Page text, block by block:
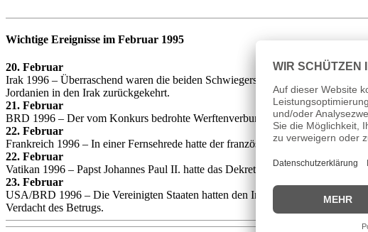
Wichtige Ereignisse im Februar 1995
20. Februar
Irak 1996 – Überraschend waren die beiden Schwiegersöhne des irakischen
Jordanien in den Irak zurückgekehrt.
21. Februar
BRD 1996 – Der vom Konkurs bedrohte Werftenverbund Bremer Vulkan hatte
22. Februar
Frankreich 1996 – In einer Fernsehrede hatte der französische Staatspräsident
22. Februar
Vatikan 1996 – Papst Johannes Paul II. hatte das Dekret „Universi Dominici
23. Februar
USA/BRD 1996 – Die Vereinigten Staaten hatten den Immobilien-Spekulanten
Verdacht des Betrugs.